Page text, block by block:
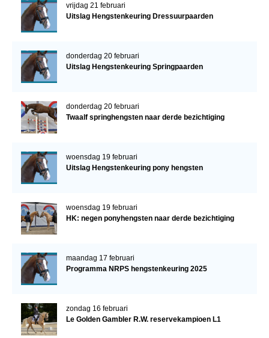
vrijdag 21 februari
Uitslag Hengstenkeuring Dressuurpaarden
donderdag 20 februari
Uitslag Hengstenkeuring Springpaarden
donderdag 20 februari
Twaalf springhengsten naar derde bezichtiging
woensdag 19 februari
Uitslag Hengstenkeuring pony hengsten
woensdag 19 februari
HK: negen ponyhengsten naar derde bezichtiging
maandag 17 februari
Programma NRPS hengstenkeuring 2025
zondag 16 februari
Le Golden Gambler R.W. reservekampioen L1